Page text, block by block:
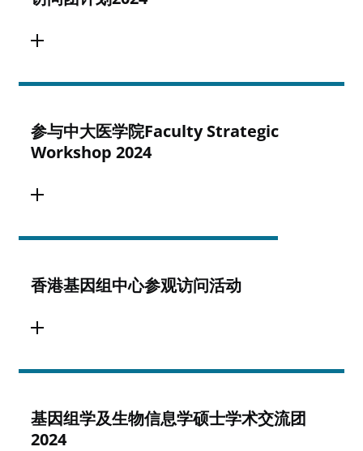
参与中大医学院Faculty Strategic
Workshop 2024
香港基因组中心参观访问活动
基因组学及生物信息学硕士学术交流团
2024